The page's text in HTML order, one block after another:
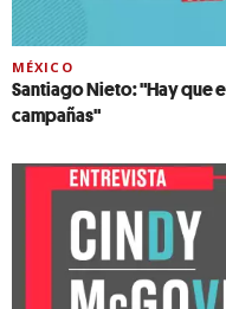
MÉXICO
Santiago Nieto: "Hay que
campañas"